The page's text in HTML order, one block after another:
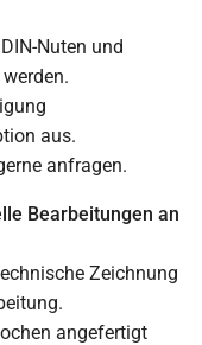
Nuten und
aus.
anfragen.
Bearbeitungen an
Zeichnung
angefertigt